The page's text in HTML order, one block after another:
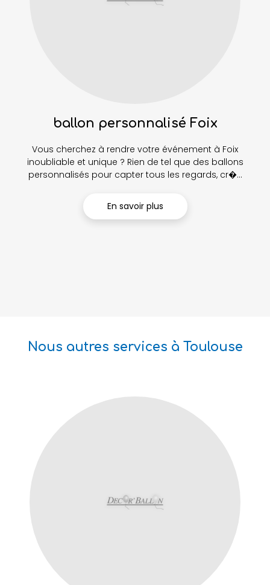
ballon personnalisé Foix
Vous cherchez à rendre votre événement à Foix
inoubliable et unique ? Rien de tel que des ballons
personnalisés pour capter tous les regards, cr�...
En savoir plus
Nous autres services à Toulouse